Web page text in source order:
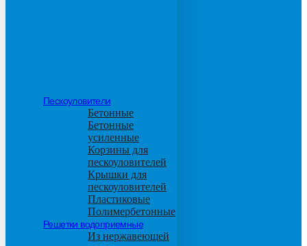
Пескоуловители
Бетонные
Бетонные
усиленные
Корзины для
пескоуловителей
Крышки для
пескоуловителей
Пластиковые
Полимербетонные
Решетки водоприемные
Из нержавеющей